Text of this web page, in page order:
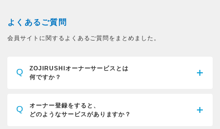
よくあるご質問
会員サイトに関するよくあるご質問をまとめました。
Q
ZOJIRUSHIオーナーサービスとは
何ですか？
Q
オーナー登録をすると、
どのようなサービスがありますか？